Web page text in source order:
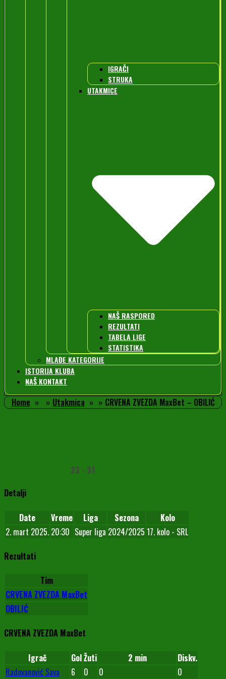
IGRAČI
STRUKA
UTAKMICE
NAŠ RASPORED
REZULTATI
TABELA LIGE
STATISTIKA
MLAĐE KATEGORIJE
ISTORIJA KLUBA
NAŠ KONTAKT
Home Utakmica CRVENA ZVEZDA MaxBet – OBILIĆ
23 - 31
Detalji
Date Vreme Liga Sezona
Kolo
2. mart 2025. 20:30 Super liga 2024/2025 17. kolo - SRL
Rezultati
Tim
CRVENA ZVEZDA MaxBet
OBILIĆ
CRVENA ZVEZDA MaxBet
Igrač GolŽuti 2 min
Diskv.
Radovanović Sava
6 0 0
0